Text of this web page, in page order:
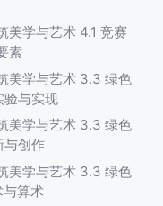
美学与艺术 4.1 竞赛
素
美学与艺术 3.3 绿色
与实现
美学与艺术 3.3 绿色
与创作
美学与艺术 3.3 绿色
算术